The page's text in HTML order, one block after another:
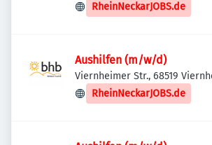
RheinNeckarJOBS.de
Aushilfen (m/w/d)
Viernheimer Str., 68519
Hüttenfeld, Deutschland
RheinNeckarJOBS.de